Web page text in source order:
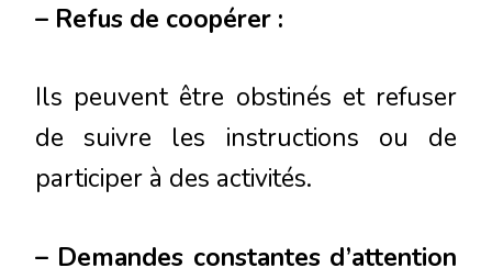
– Refus de coopérer :
Ils peuvent être obstinés et refuser
de suivre les instructions ou de
participer à des activités.
– Demandes constantes d’attention